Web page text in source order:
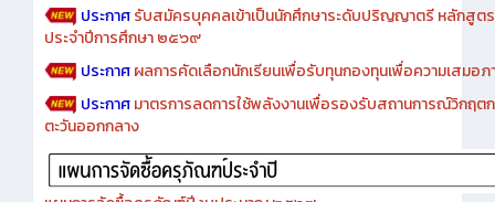
ประกาศผลการสอบคัดเลือกเพื่อบรรจุบุคคลเป็นลูกจ้างชั่วคราว ท
ประกาศรับสมัครบุคคลเข้าเป็นนักศึกษาระดับปริญญาตรี หลักสูต
ประจำปีการศึกษา ๒๕๖๙
ประกาศผลการคัดเลือกนักเรียนเพื่อรับทุนกองทุนเพื่อความเสมอ
ประกาศมาตรการลดการใช้พลังงานเพื่อรองรับสถานการณ์วิกฤ
ตะวันออกกลาง